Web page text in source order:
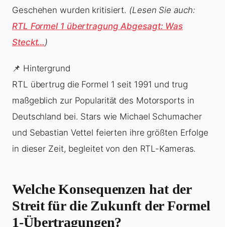
Geschehen wurden kritisiert. (Lesen Sie auch:
RTL Formel 1 übertragung Abgesagt: Was
Steckt…)
📌 Hintergrund
RTL übertrug die Formel 1 seit 1991 und trug
maßgeblich zur Popularität des Motorsports in
Deutschland bei. Stars wie Michael Schumacher
und Sebastian Vettel feierten ihre größten Erfolge
in dieser Zeit, begleitet von den RTL-Kameras.
Welche Konsequenzen hat der
Streit für die Zukunft der Formel
1-Übertragungen?